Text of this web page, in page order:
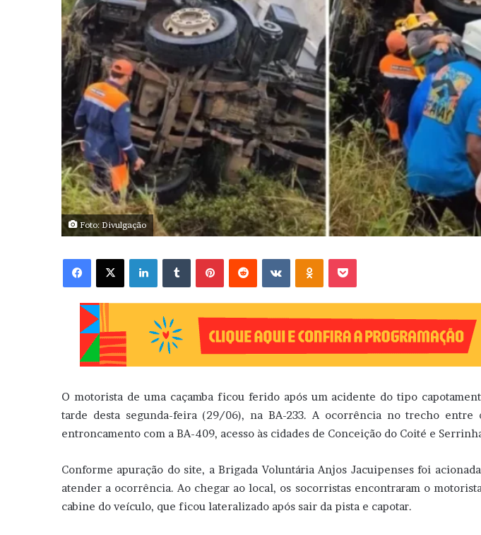
Foto: Divulgação
Facebook X Linkedin VK OK
O motorista de uma caçamba ficou ferido após um acidente do tipo
tarde desta segunda-feira (29/06), na BA-233. A ocorrência no trecho
entroncamento com a BA-409, acesso às cidades de Conceição do Coité e
Conforme apuração do site, a Brigada Voluntária Anjos Jacuipenses foi
atender a ocorrência. Ao chegar ao local, os socorristas encontraram o
cabine do veículo, que ficou lateralizado após sair da pista e capotar.